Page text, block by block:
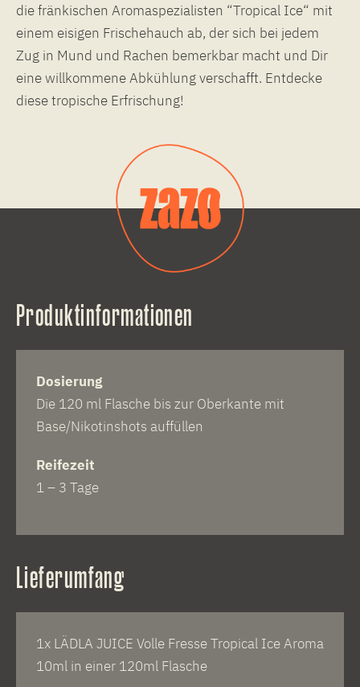
die fränkischen Aromaspezialisten “Tropical Ice“ mit
einem eisigen Frischehauch ab, der sich bei jedem
Zug in Mund und Rachen bemerkbar macht und Dir
eine willkommene Abkühlung verschafft. Entdecke
diese tropische Erfrischung!
Produktinformationen
Dosierung
Die 120 ml Flasche bis zur Oberkante mit
Base/Nikotinshots auffüllen
Reifezeit
1 – 3 Tage
Lieferumfang
1x LÄDLA JUICE Volle Fresse Tropical Ice Aroma
10ml in einer 120ml Flasche